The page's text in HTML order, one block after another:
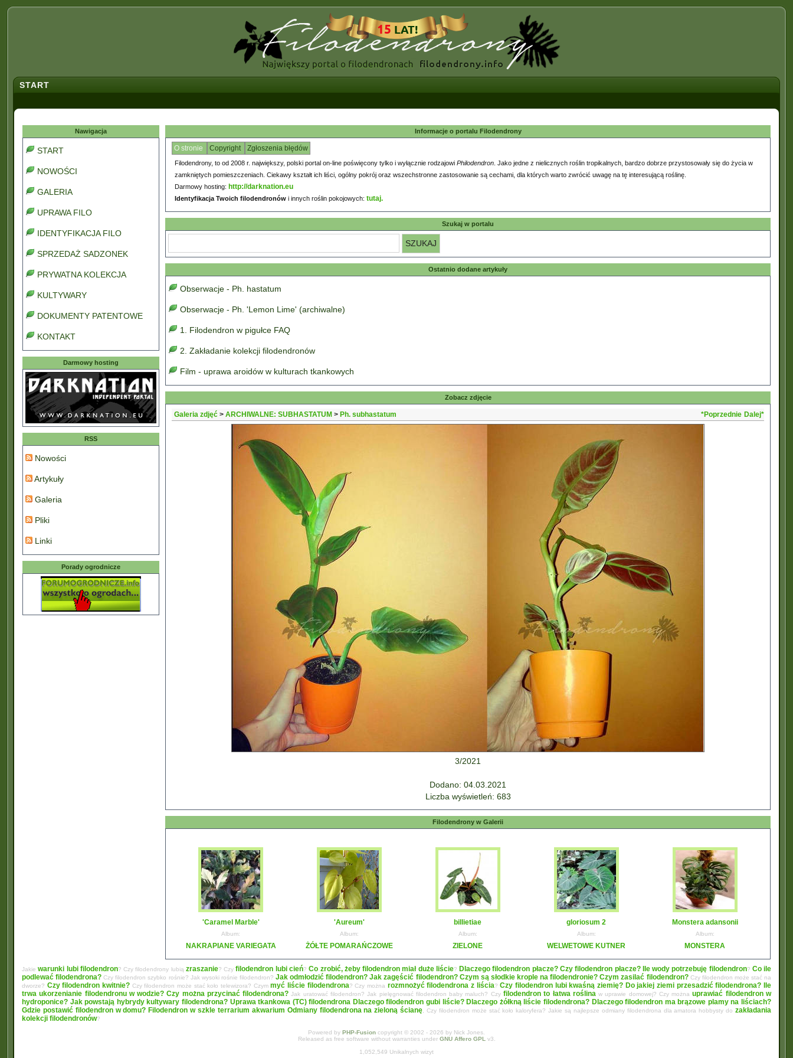
START
Nawigacja
START
NOWOŚCI
GALERIA
UPRAWA FILO
IDENTYFIKACJA FILO
SPRZEDAŻ SADZONEK
PRYWATNA KOLEKCJA
KULTYWARY
DOKUMENTY PATENTOWE
KONTAKT
Darmowy hosting
RSS
Nowości
Artykuły
Galeria
Pliki
Linki
Porady ogrodnicze
Informacje o portalu Filodendrony
O stronie Copyright Zgłoszenia błędów
Filodendrony, to od 2008 r. największy, polski portal on-line poświęcony tylko i wyłącznie rodzajowi Philodendron . Jako jedne z nielicznych roślin tropikalnych, bardzo dobrze przystosowały się do życia w
zamkniętych pomieszczeniach. Ciekawy kształt ich liści, ogólny pokrój oraz wszechstronne zastosowanie są cechami, dla których warto zwrócić uwagę na tę interesującą roślinę.
Darmowy hosting: http://darknation.eu
Identyfikacja Twoich filodendronów i innych roślin pokojowych: tutaj.
Szukaj w portalu
Ostatnio dodane artykuły
Obserwacje - Ph. hastatum
Obserwacje - Ph. 'Lemon Lime' (archiwalne)
1. Filodendron w pigułce FAQ
2. Zakładanie kolekcji filodendronów
Film - uprawa aroidów w kulturach tkankowych
Zobacz zdjęcie
Galeria zdjęć > ARCHIWALNE: SUBHASTATUM > Ph. subhastatum *Poprzednie Dalej*
3/2021
Dodano: 04.03.2021
Liczba wyświetleń: 683
Filodendrony w Galerii
'Caramel Marble'
Album:
NAKRAPIANE VARIEGATA
'Aureum'
Album:
ŻÓŁTE POMARAŃCZOWE
billietiae
Album:
ZIELONE
gloriosum 2
Album:
WELWETOWE KUTNER
Monstera adansonii
Album:
MONSTERA
Jakiewarunki lubi filodendron? Czy filodendrony lubią zraszanie? Czyfilodendron lubi cień?Co zrobić, żeby filodendron miał duże liście? Dlaczego filodendron płacze? Czy filodendron płacze? Ile wody potrzebuję filodendron? Co ile
podlewać filodendrona? Czy filodendron szybko rośnie? Jak wysoki rośnie filodendron?Jak odmłodzić filodendron? Jak zagęścić filodendron? Czym są słodkie krople na filodendronie? Czym zasilać filodendron?Czy filodendron może stać na
dworze? Czy filodendron kwitnie? Czy filodendron może stać koło telewizora? Czymmyć liście filodendrona? Czy można rozmnożyć filodendrona z liścia?Czy filodendron lubi kwaśną ziemię? Do jakiej ziemi przesadzić filodendrona?
Ile
trwa ukorzenianie filodendronu w wodzie? Czy można przycinać filodendrona? Jak uratować filodendron? Jak pielęgnować filodendron baby maluch? Czy filodendron to łatwa roślina w uprawie domowej? Czy możnauprawiać filodendron w
hydroponice? Jak powstają hybrydy kultywary filodendrona? Uprawa tkankowa (TC) filodendrona Dlaczego filodendron gubi liście? Dlaczego żółkną liście filodendrona? Dlaczego filodendron ma brązowe plamy na liściach?
Gdzie postawić filodendron w domu? Filodendron w szkle terrarium akwarium Odmiany filodendrona na zieloną ścianę , Czy filodendron może stać koło kaloryfera? Jakie są najlepsze odmiany filodendrona dla amatora hobbysty dozakładania
kolekcji filodendronów?
Powered by PHP-Fusion copyright © 2002 - 2026 by Nick Jones.
Released as free software without warranties under GNU Affero GPL v3.
1,052,549 Unikalnych wizyt